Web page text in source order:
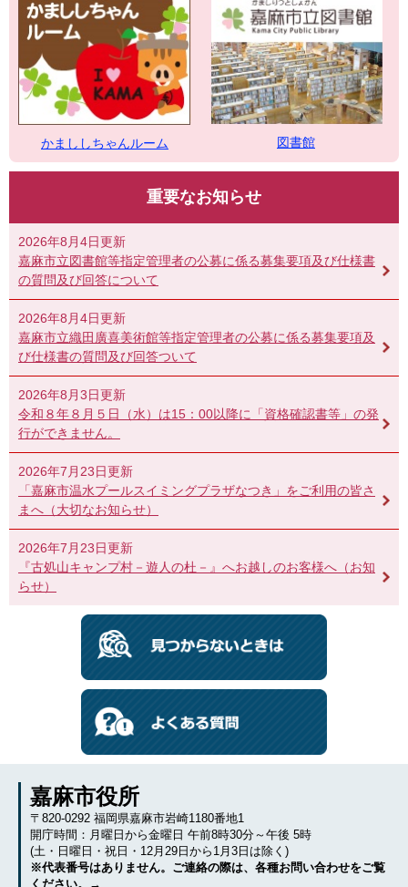
かまししちゃんルーム 図書館
重要なお知らせ
2026年8月4日更新
嘉麻市立図書館等指定管理者の公募に係る募集要項及び仕様書
の質問及び回答について
2026年8月4日更新
嘉麻市立織田廣喜美術館等指定管理者の公募に係る募集要項及
び仕様書の質問及び回答ついて
2026年8月3日更新
令和８年８月５日（水）は15：00以降に「資格確認書等」の発
行ができません。
2026年7月23日更新
「嘉麻市温水プールスイミングプラザなつき」をご利用の皆さ
まへ（大切なお知らせ）
2026年7月23日更新
『古処山キャンプ村－遊人の杜－』へお越しのお客様へ（お知
らせ）
嘉麻市役所
〒820-0292 福岡県嘉麻市岩崎1180番地1
開庁時間：月曜日から金曜日 午前8時30分～午後 5時
(土・日曜日・祝日・12月29日から1月3日は除く)
※代表番号はありません。ご連絡の際は、各種お問い合わせをご覧
ください。→